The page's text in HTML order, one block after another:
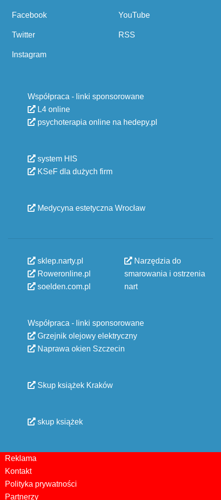
Facebook
Twitter
Instagram
YouTube
RSS
Współpraca - linki sponsorowane
L4 online
psychoterapia online na hedepy.pl
system HIS
KSeF dla dużych firm
Medycyna estetyczna Wrocław
sklep.narty.pl
Roweronline.pl
soelden.com.pl
Narzędzia do
smarowania i ostrzenia
nart
Współpraca - linki sponsorowane
Grzejnik olejowy elektryczny
Naprawa okien Szczecin
Skup książek Kraków
skup książek
Reklama
Kontakt
Polityka prywatności
Partnerzy